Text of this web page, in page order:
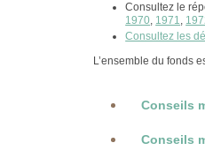
Consultez le
1970, 1971,
Consultez les
L’ensemble du fonds
Conseils
Conseils